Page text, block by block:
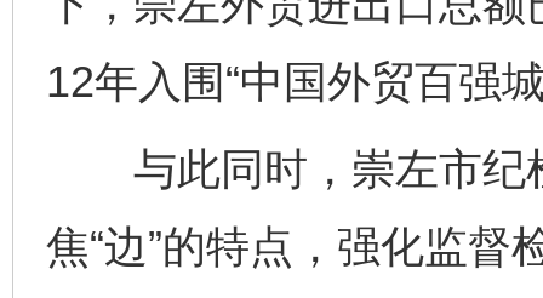
12年入围“中国外贸百强
与此同时，崇左市纪
焦“边”的特点，强化监督